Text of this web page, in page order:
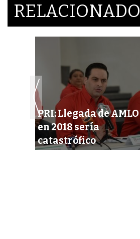
RELACIONADO
PRI: Llegada de AMLO
en 2018 sería
catastrófico